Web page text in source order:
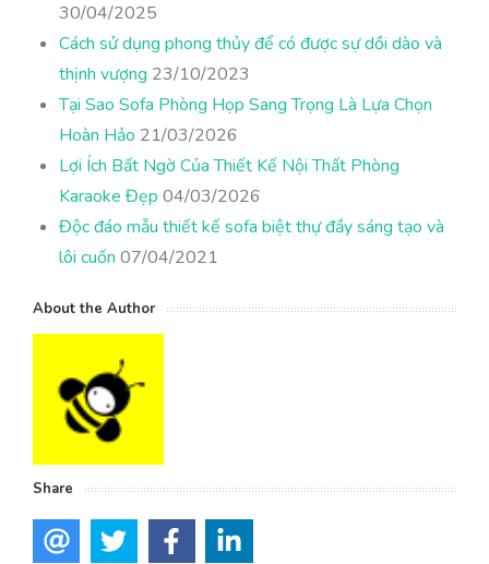
30/04/2025
Cách sử dụng phong thủy để có được sự dồi dào và
thịnh vượng 23/10/2023
Tại Sao Sofa Phòng Họp Sang Trọng Là Lựa Chọn
Hoàn Hảo 21/03/2026
Lợi Ích Bất Ngờ Của Thiết Kế Nội Thất Phòng
Karaoke Đẹp 04/03/2026
Độc đáo mẫu thiết kế sofa biệt thự đầy sáng tạo và
lôi cuốn 07/04/2021
About the Author
Share